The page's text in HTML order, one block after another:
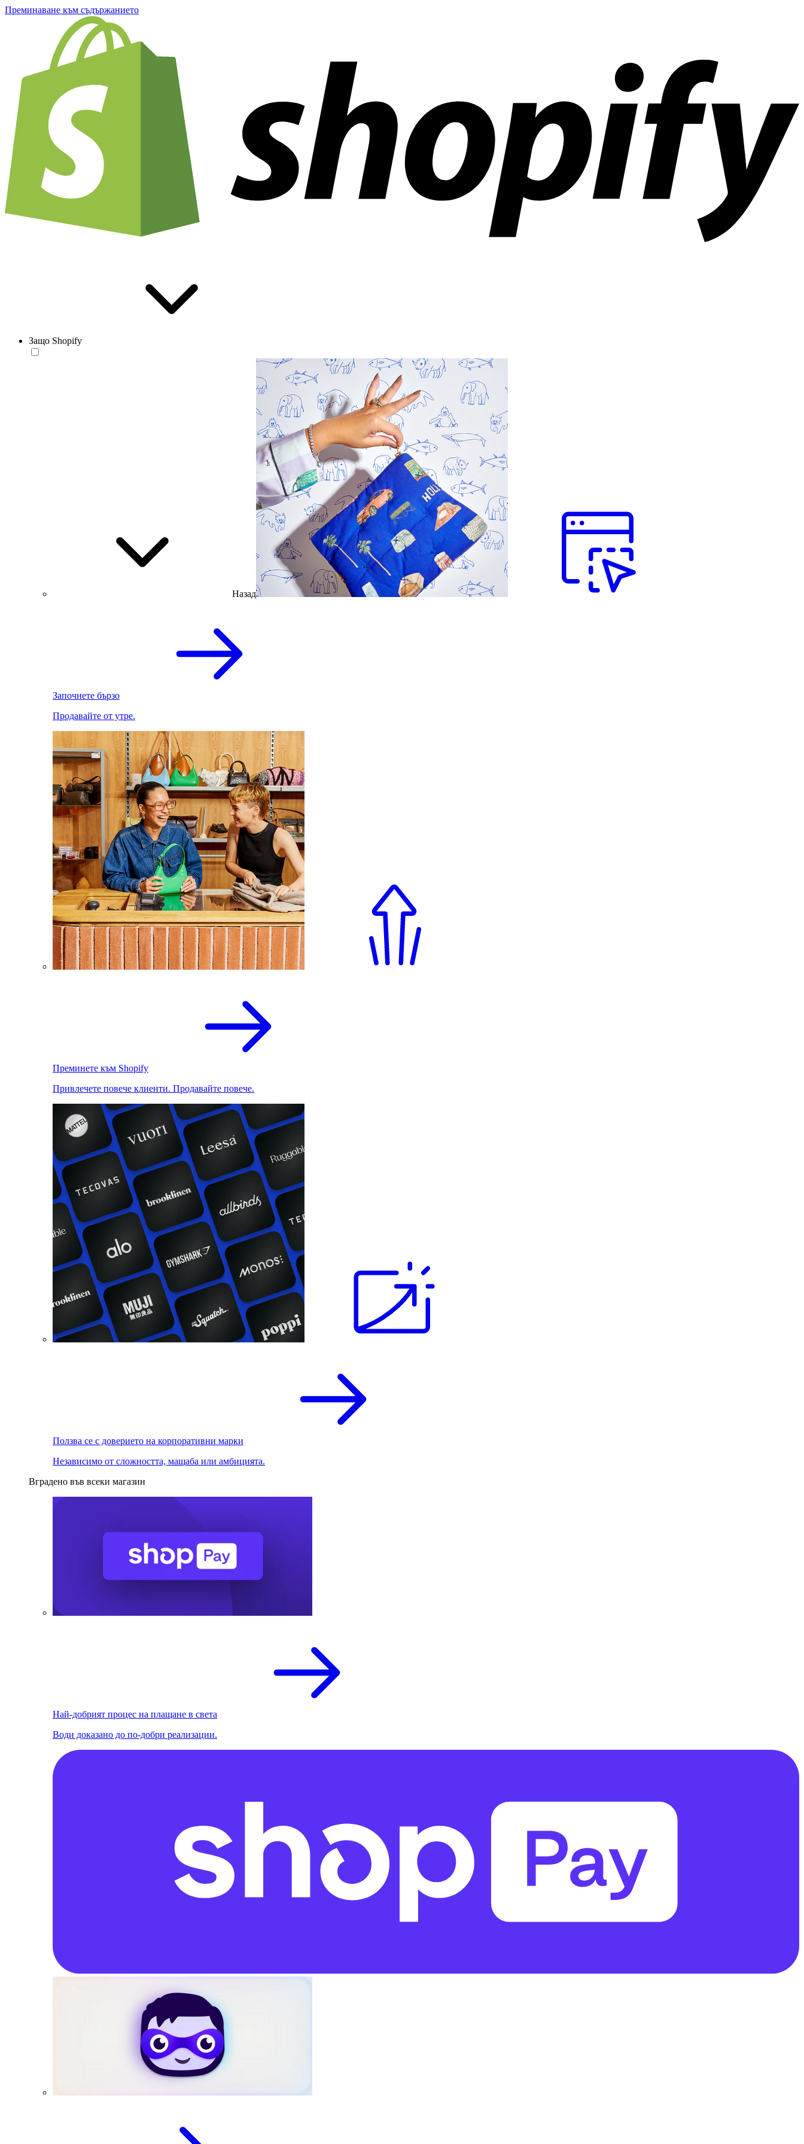
Преминаване към съдържанието
Защо Shopify
Назад
Започнете бързо
Продавайте от утре.
Преминете към Shopify
Привлечете повече клиенти. Продавайте повече.
Ползва се с доверието на корпоративни марки
Независимо от сложността, мащаба или амбицията.
Вградено във всеки магазин
Най-добрият процес на плащане в света
Води доказано до по-добри реализации.